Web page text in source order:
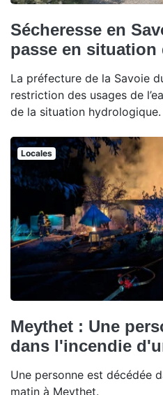
Sécheresse en
passe en situation
La préfecture de la Savoie
restriction des usages de
de la situation hydrologique.
Locales
Meythet : Une
dans l'incendie
Une personne est décédée
matin à Meythet.